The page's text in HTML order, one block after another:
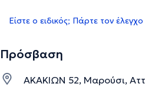
Είστε ο ειδικός; Πάρτε τον
Πρόσβαση
ΑΚΑΚΙΩΝ 52, Μαρούσι,